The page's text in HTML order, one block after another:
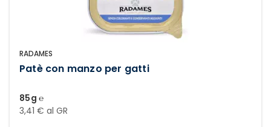
RADAMES
Patè con manzo per gatti
85g ℮
3,41 € al GR